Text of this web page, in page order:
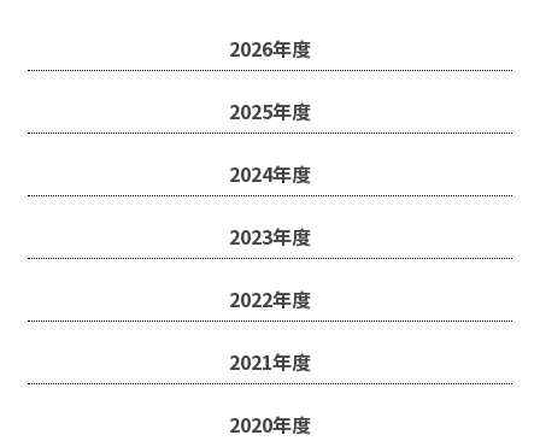
2026年度
2025年度
2024年度
2023年度
2022年度
2021年度
2020年度